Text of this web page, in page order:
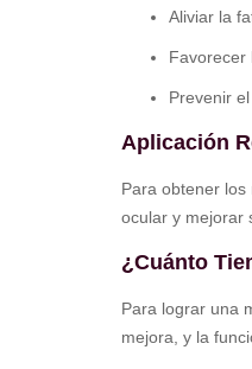
Aliviar la
Favorecer
Prevenir
Aplicación
Para obtener
ocular y mejorar
¿Cuánto
Para lograr una
mejora, y la